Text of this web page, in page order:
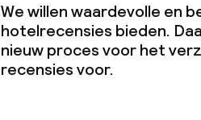
We willen waardevolle en
hotelrecensies bieden.
nieuw proces voor het
recensies voor.